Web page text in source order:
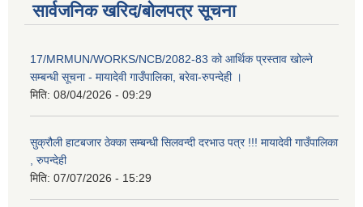
सार्वजनिक खरिद/बोलपत्र सूचना
17/MRMUN/WORKS/NCB/2082-83 को आर्थिक प्रस्ताव खोल्ने
सम्बन्धी सूचना - मायादेवी गाउँपालिका, बरेवा-रुपन्देही ।
मिति: 08/04/2026 - 09:29
सुक्रौली हाटबजार ठेक्का सम्बन्धी सिलवन्दी दरभाउ पत्र !!! मायादेवी गाउँपालिका
, रुपन्देही
मिति: 07/07/2026 - 15:29